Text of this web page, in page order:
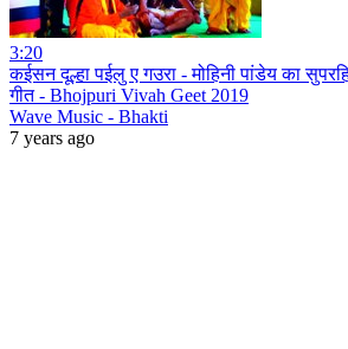
3:20
कईसन दूल्हा पईलु ए गउरा - मोहिनी पांडेय का
गीत - Bhojpuri Vivah Geet 2019
Wave Music - Bhakti
7 years ago